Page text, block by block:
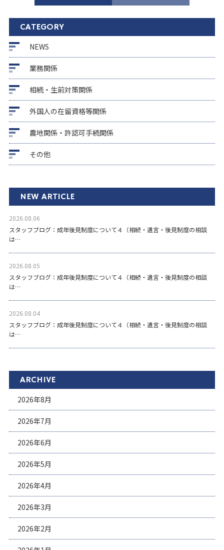
CATEGORY
NEWS
業務関係
相続・生前対策関係
外国人の在留資格等関係
農地関係・許認可手続関係
その他
NEW ARTICLE
2026.08.06
スタッフブログ：成年後見制度について４（相続・遺言・後見制度の相談
は…
2026.08.05
スタッフブログ：成年後見制度について４（相続・遺言・後見制度の相談
は…
2026.08.04
スタッフブログ：成年後見制度について４（相続・遺言・後見制度の相談
は…
ARCHIVE
2026年8月
2026年7月
2026年6月
2026年5月
2026年4月
2026年3月
2026年2月